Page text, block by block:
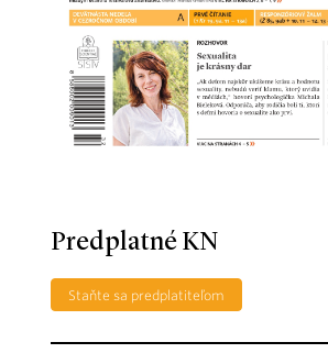
Predplatné KN
Staňte sa predplatiteľom